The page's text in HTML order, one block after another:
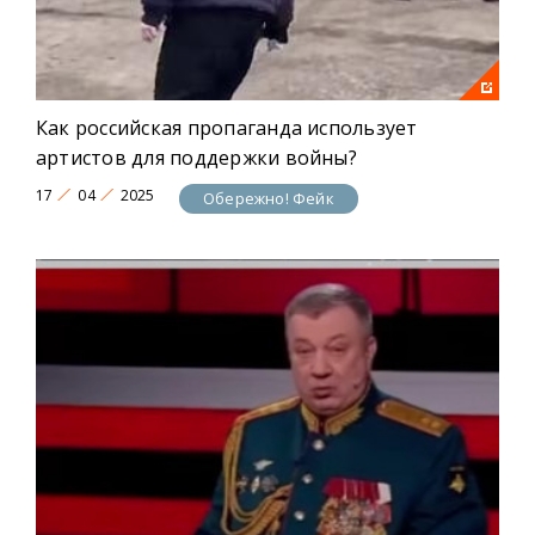
Как российская пропаганда использует
артистов для поддержки войны?
17 04 2025 Обережно! Фейк